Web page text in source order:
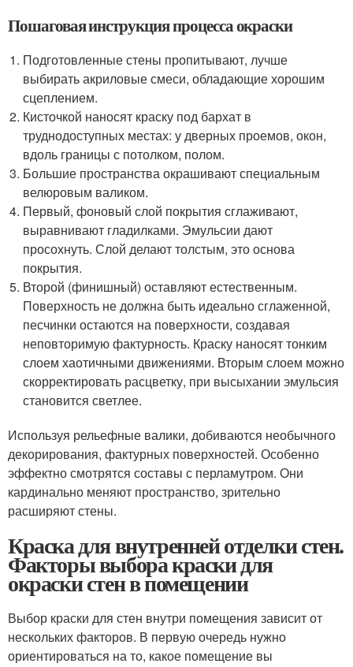
Пошаговая инструкция процесса окраски
Подготовленные стены пропитывают, лучше
выбирать акриловые смеси, обладающие хорошим
сцеплением.
Кисточкой наносят краску под бархат в
труднодоступных местах: у дверных проемов, окон,
вдоль границы с потолком, полом.
Большие пространства окрашивают специальным
велюровым валиком.
Первый, фоновый слой покрытия сглаживают,
выравнивают гладилками. Эмульсии дают
просохнуть. Слой делают толстым, это основа
покрытия.
Второй (финишный) оставляют естественным.
Поверхность не должна быть идеально сглаженной,
песчинки остаются на поверхности, создавая
неповторимую фактурность. Краску наносят тонким
слоем хаотичными движениями. Вторым слоем можно
скорректировать расцветку, при высыхании эмульсия
становится светлее.
Используя рельефные валики, добиваются необычного
декорирования, фактурных поверхностей. Особенно
эффектно смотрятся составы с перламутром. Они
кардинально меняют пространство, зрительно
расширяют стены.
Краска для внутренней отделки стен.
Факторы выбора краски для
окраски стен в помещении
Выбор краски для стен внутри помещения зависит от
нескольких факторов. В первую очередь нужно
ориентироваться на то, какое помещение вы